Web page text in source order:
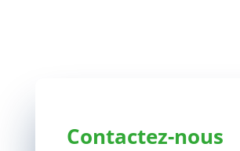
Contactez-nous